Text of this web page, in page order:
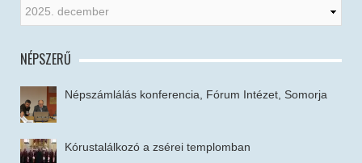
NÉPSZERŰ
Népszámlálás konferencia, Fórum Intézet, Somorja
Kórustalálkozó a zsérei templomban